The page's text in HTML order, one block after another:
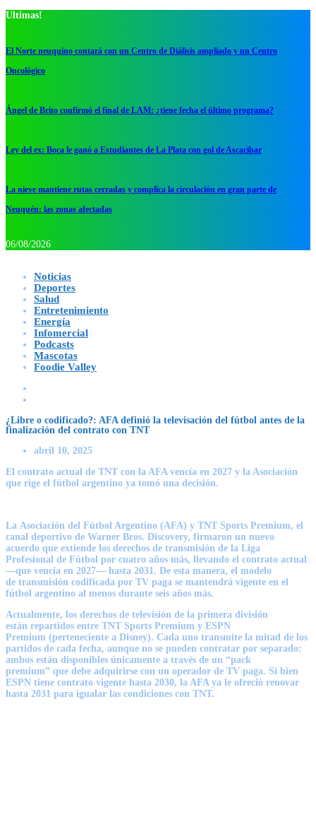
Ultimas!
El Norte neuquino contará con un Centro de Diálisis ampliado y un Centro
Oncológico
Ángel de Brito confirmó el final de LAM: ¿tiene fecha el último programa?
Ley del ex: Boca le ganó a Estudiantes de La Plata con gol de Ascacibar
La nieve mantiene rutas cerradas y complica la circulación en gran parte de
Neuquén: las zonas afectadas
06/08/2026
Noticias
Deportes
Salud
Entretenimiento
Energía
Infomercial
Podcasts
Mascotas
Foodie Valley
¿Libre o codificado?: AFA definió la televisación del fútbol antes de la
finalización del contrato con TNT
abril 10, 2025
El contrato actual de TNT con la AFA vencía en 2027 y la Asociación
que rige el fútbol argentino ya tomó una decisión.
La Asociación del Fútbol Argentino (AFA) y TNT Sports Premium, el
canal deportivo de Warner Bros. Discovery, firmaron un nuevo
acuerdo que extiende los derechos de transmisión de la Liga
Profesional de Fútbol por cuatro años más, llevando el contrato actual
—que vencía en 2027— hasta 2031 . De esta manera, el modelo
de transmisión codificada por TV paga se mantendrá vigente en el
fútbol argentino al menos durante seis años más.
Actualmente, los derechos de televisión de la primera división
están repartidos entre TNT Sports Premium y ESPN
Premium (perteneciente a Disney). Cada uno transmite la mitad de los
partidos de cada fecha, aunque no se pueden contratar por separado:
ambos están disponibles únicamente a través de un “pack
premium” que debe adquirirse con un operador de TV paga. Si bien
ESPN tiene contrato vigente hasta 2030, la AFA ya le ofreció renovar
hasta 2031 para igualar las condiciones con TNT.